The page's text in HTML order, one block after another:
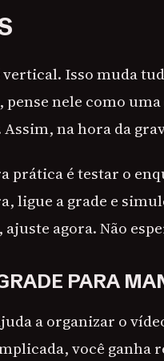
vertical. Isso muda
pense nele como
Assim, na hora da
prática é testar o
ligue a grade e
agora. Não
PARA
a organizar o
você ganha